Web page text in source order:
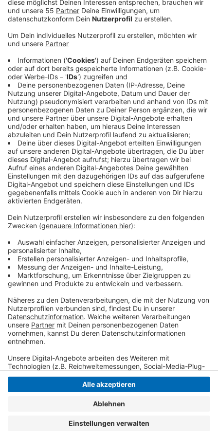
Auf Antrag der Fraktion Die Grünen sei der
Tagesordnungspunkt auf die nächste Sitzung am 19.
Oktober verschoben worden.Mit demUmbau des
Kesselhauses soll eine neue Veranstaltungshalle für
Krefeld entstehen. Die Stadt hat sich einiges für das
brachliegende Gelände vorgenommen: Sie will das
Grundstück kaufen und das alte Kesselhaus auf
Vordermann bringen: Unter anderem mit modernster
Technik und entsprechender Akustik, damit zum
Beispiel die Niederrheinischen Sinfoniker in dem
denkmalgeschützten Gebäude auftreten können.
Außerdem ist vorgesehen, die Saaldecke um
zweieinhalb Meter aufzustocken. Die Stadt rechnet
Euro, will aber gut 17 Millionen Euro für mögliche
Krefelder Kesselhauses könnte übernächsten Herbst
starten und im Sommer 2029 abgeschlossen sein.
Anzeige